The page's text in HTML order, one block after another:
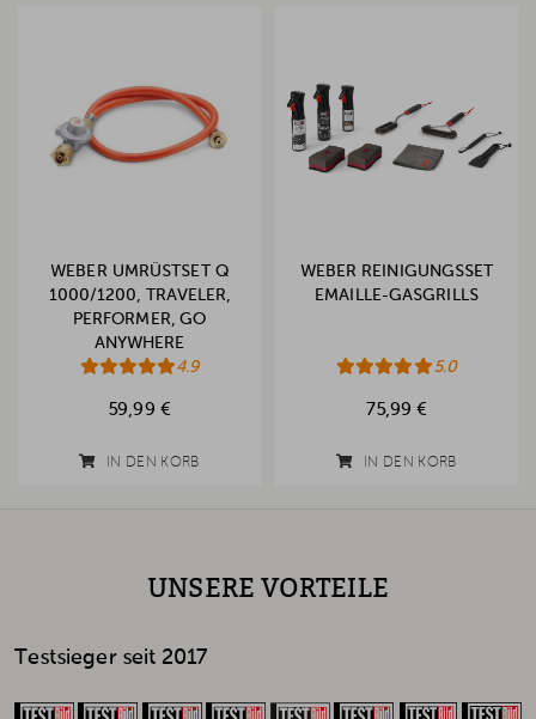
WEBER UMRÜSTSET Q
1000/1200, TRAVELER,
PERFORMER, GO
ANYWHERE
4.9
59,99 €
IN DEN KORB
WEBER REINIGUNGSSET
EMAILLE-GASGRILLS
5.0
75,99 €
IN DEN KORB
UNSERE VORTEILE
Testsieger seit 2017